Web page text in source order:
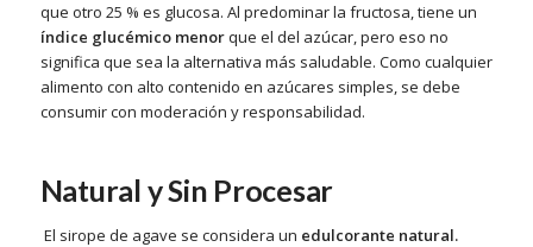
que otro 25 % es glucosa. Al predominar la fructosa, tiene un
índice glucémico menorque el del azúcar, pero eso no
significa que sea la alternativa más saludable. Como cualquier
alimento con alto contenido en azúcares simples, se debe
consumir con moderación y responsabilidad.
Natural y Sin Procesar
El sirope de agave se considera un edulcorante natural.